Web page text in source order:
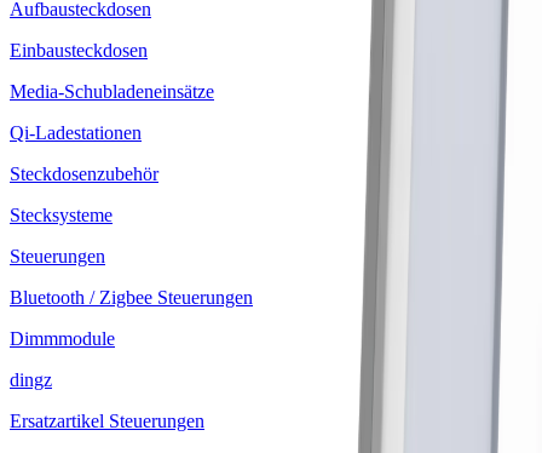
Aufbausteckdosen
Einbausteckdosen
Media-Schubladeneinsätze
Qi-Ladestationen
Steckdosenzubehör
Stecksysteme
Steuerungen
Bluetooth / Zigbee Steuerungen
Dimmmodule
dingz
Ersatzartikel Steuerungen